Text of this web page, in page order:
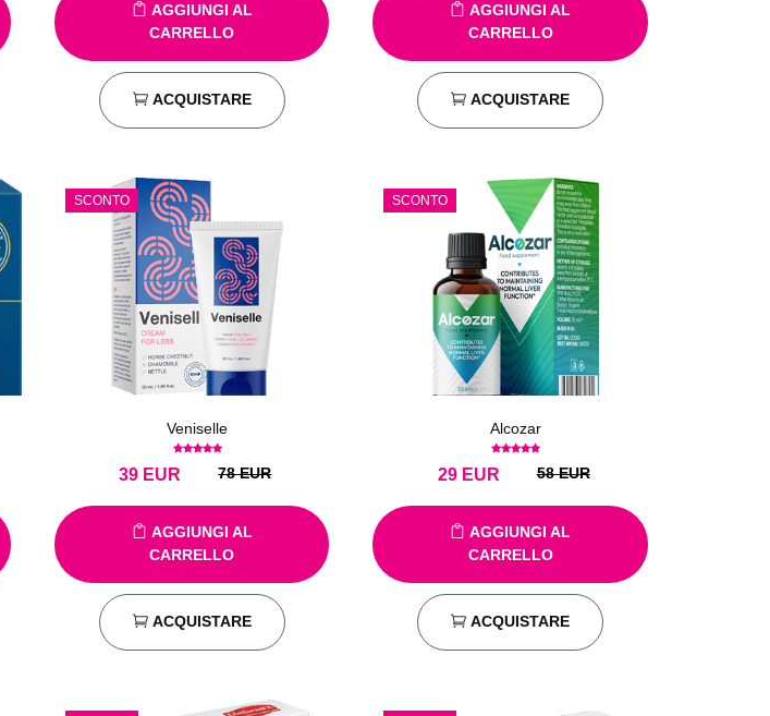
AGGIUNGI AL
CARRELLO
ACQUISTARE
AGGIUNGI AL
CARRELLO
ACQUISTARE
SCONTO
Veniselle
EUR
39 78 EUR
AGGIUNGI AL
CARRELLO
ACQUISTARE
SCONTO
Alcozar
EUR
29 58 EUR
AGGIUNGI AL
CARRELLO
ACQUISTARE